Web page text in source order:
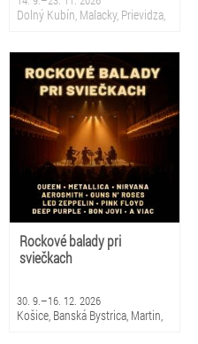
Dolný Kubín, Malacky, Prievidza,
Dubnica, Partizánske, Topoľčany,
Bratislava
Rockové balady pri
sviečkach
30. 9.–16. 12. 2026
Košice, Banská Bystrica, Martin,